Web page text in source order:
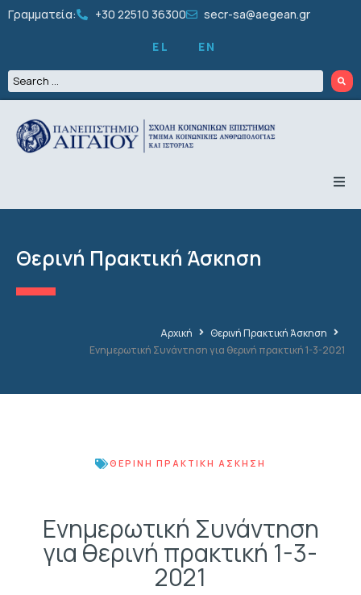
Γραμματεία: +30 22510 36300 secr-sa@aegean.gr
EL EN
ΤΟ ΤΜΗΜΑ
ΔΙΔΑΚΤΟΡΙΚΑ
ΠΡΟΣΩΠΙΚΟ
ΕΡΕΥΝΑ
Θερινή Πρακτική Άσκηση
Αρχική
Θερινή Πρακτική Άσκηση
Ενημερωτική Συνάντηση για θερινή πρακτική 1-3-2021
ΘΕΡΙΝΉ ΠΡΑΚΤΙΚΉ ΆΣΚΗΣΗ
Ενημερωτική Συνάντηση
για θερινή πρακτική 1-3-
2021